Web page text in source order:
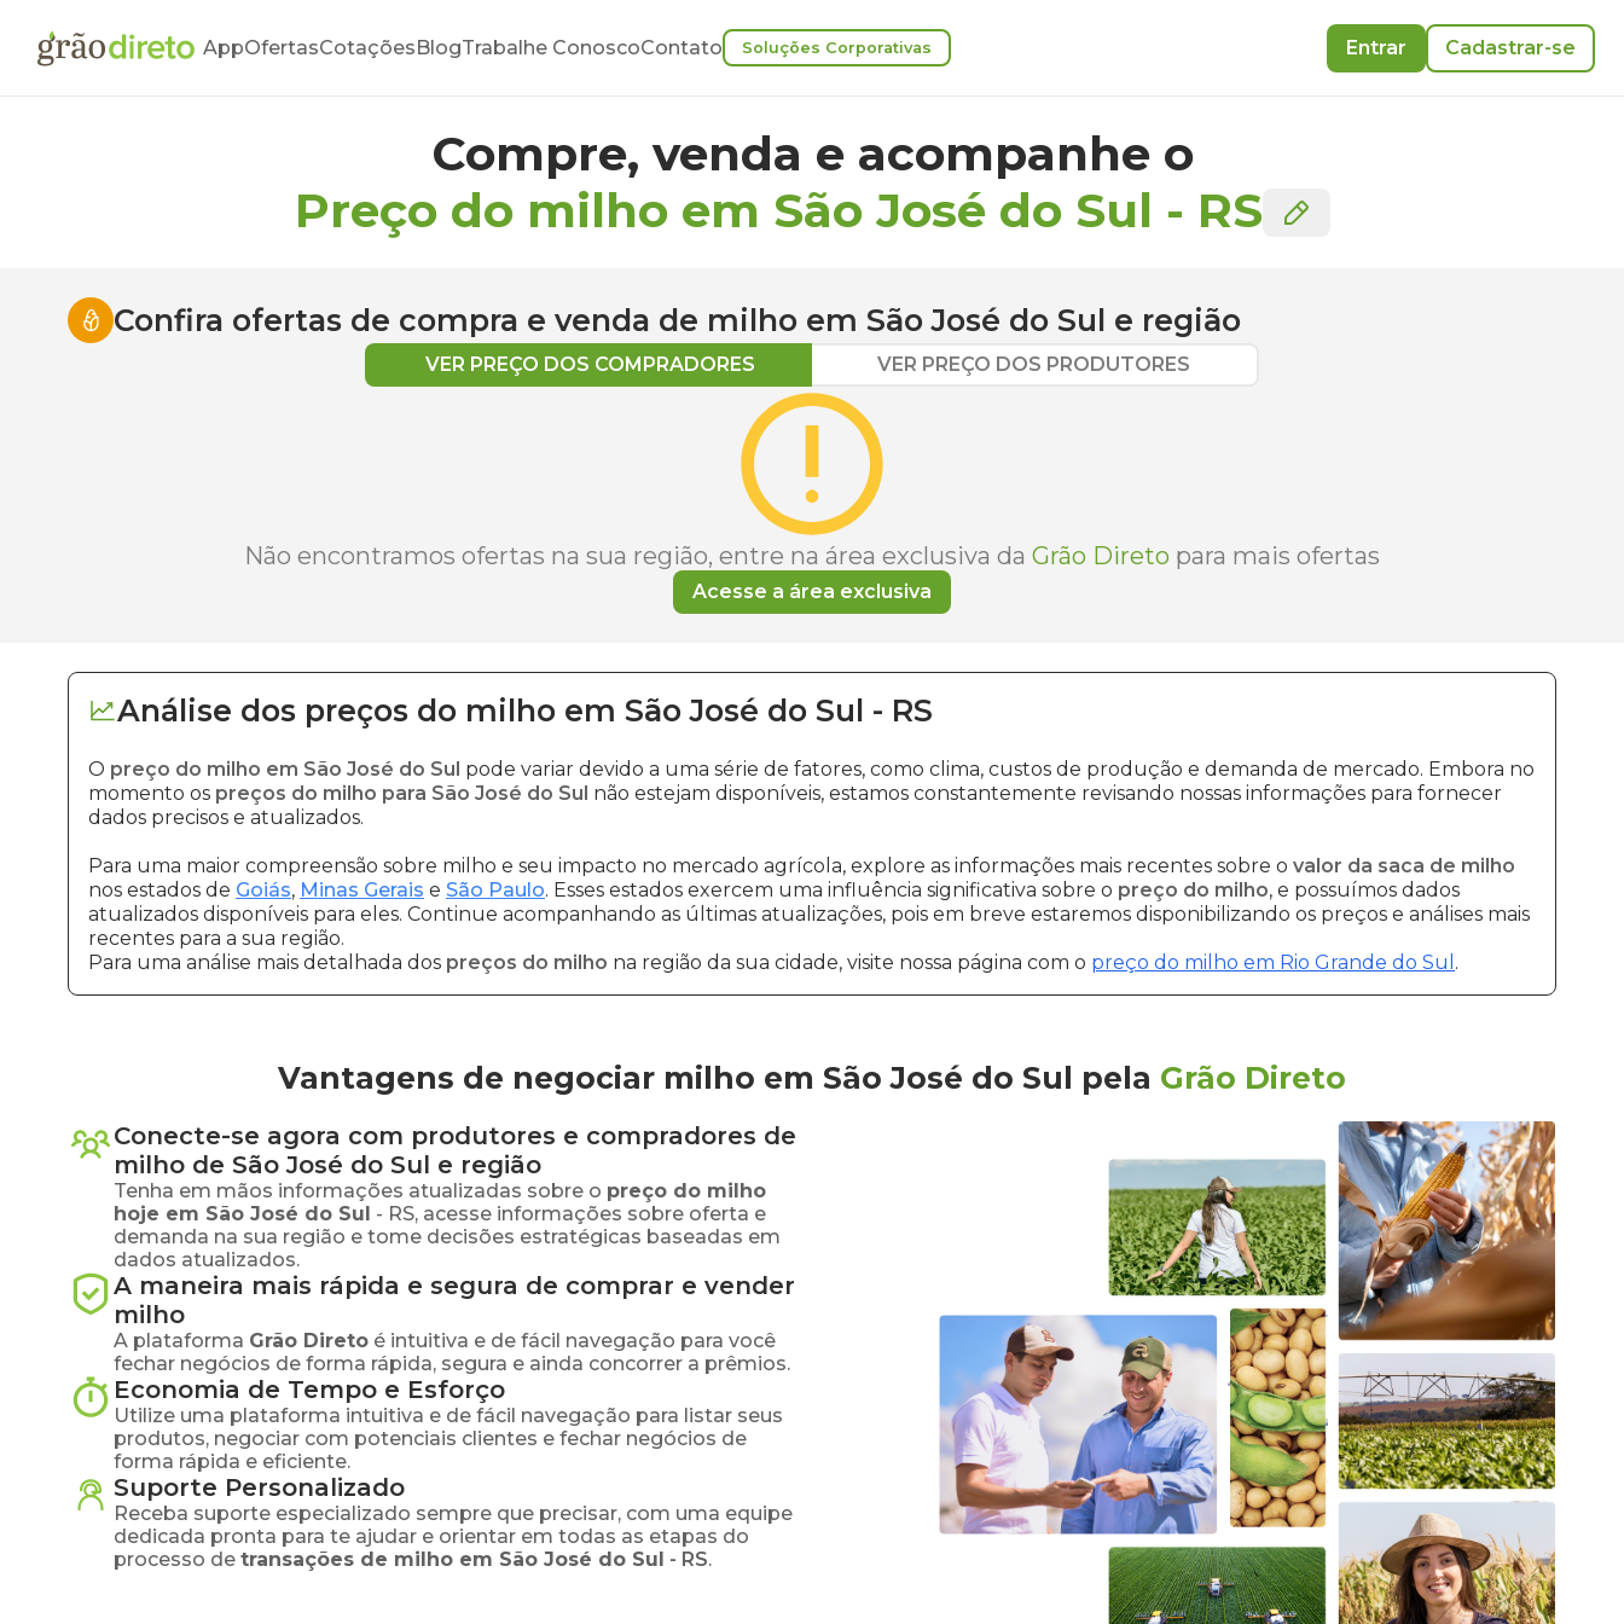
AppOfertasCotaçõesBlogTrabalhe ConoscoContato Soluções Corporativas Entrar Cadastrar-se
Compre, venda e acompanhe o
Preço do milho em São José do Sul - RS
Confira ofertas de compra e venda de milho em São José do Sul e região
VER PREÇO DOS COMPRADORES VER PREÇO DOS PRODUTORES
Não encontramos ofertas na sua região, entre na área exclusiva da Grão Direto para mais ofertas
Acesse a área exclusiva
Análise dos preços do milho em São José do Sul - RS
O preço do milho em São José do Sul pode variar devido a uma série de fatores, como clima, custos de produção e demanda de mercado. Embora no
momento os preços do milho para São José do Sul não estejam disponíveis, estamos constantemente revisando nossas informações para fornecer
dados precisos e atualizados.
Para uma maior compreensão sobre milho e seu impacto no mercado agrícola, explore as informações mais recentes sobre o valor da saca de milho
nos estados de Goiás, Minas Gerais e São Paulo. Esses estados exercem uma influência significativa sobre o preço do milho, e possuímos dados
atualizados disponíveis para eles. Continue acompanhando as últimas atualizações, pois em breve estaremos disponibilizando os preços e análises mais
recentes para a sua região.
Para uma análise mais detalhada dos preços do milho na região da sua cidade, visite nossa página com o preço do milho em Rio Grande do Sul .
Vantagens de negociar milho em São José do Sul pela Grão Direto
Conecte-se agora com produtores e compradores de
milho de São José do Sul e região
Tenha em mãos informações atualizadas sobre o preço do milho
hoje em São José do Sul - RS, acesse informações sobre oferta e
demanda na sua região e tome decisões estratégicas baseadas em
dados atualizados.
A maneira mais rápida e segura de comprar e vender
milho
A plataforma Grão Direto é intuitiva e de fácil navegação para você
fechar negócios de forma rápida, segura e ainda concorrer a prêmios.
Economia de Tempo e Esforço
Utilize uma plataforma intuitiva e de fácil navegação para listar seus
produtos, negociar com potenciais clientes e fechar negócios de
forma rápida e eficiente.
Suporte Personalizado
Receba suporte especializado sempre que precisar, com uma equipe
dedicada pronta para te ajudar e orientar em todas as etapas do
processo de transações de milho em São José do Sul - RS.